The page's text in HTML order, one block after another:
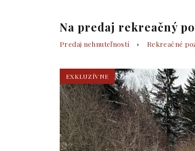
Na predaj rekreačný
Predaj nehnuteľností Rekreačné
EXKLUZÍVNE